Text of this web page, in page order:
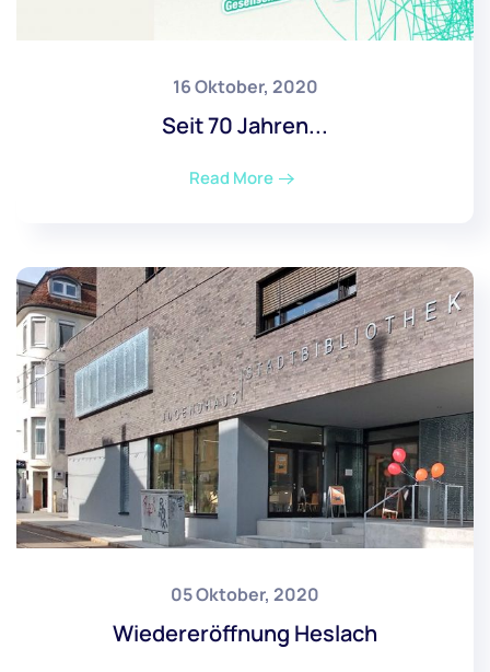
16 Oktober, 2020
Seit 70 Jahren...
Read More
05 Oktober, 2020
Wiedereröffnung Heslach